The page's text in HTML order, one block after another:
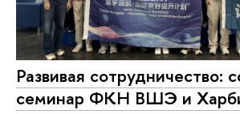
Развивая сотрудничество:
семинар ФКН ВШЭ и